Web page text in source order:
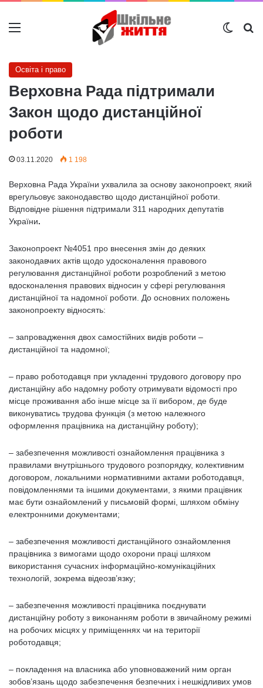
Меню
Освіта і право
Верховна Рада підтримали
Закон щодо дистанційної
роботи
03.11.2020 1 198
Верховна Рада України ухвалила за основу законопроект, який
врегульовує законодавство щодо дистанційної роботи.
Відповідне рішення підтримали 311 народних депутатів
України.
Законопроект №4051 про внесення змін до деяких
законодавчих актів щодо удосконалення правового
регулювання дистанційної роботи розроблений з метою
вдосконалення правових відносин у сфері регулювання
дистанційної та надомної роботи. До основних положень
законопроекту відносять:
– запровадження двох самостійних видів роботи –
дистанційної та надомної;
– право роботодавця при укладенні трудового договору про
дистанційну або надомну роботу отримувати відомості про
місце проживання або інше місце за її вибором, де буде
виконуватись трудова функція (з метою належного
оформлення працівника на дистанційну роботу);
– забезпечення можливості ознайомлення працівника з
правилами внутрішнього трудового розпорядку, колективним
договором, локальними нормативними актами роботодавця,
повідомленнями та іншими документами, з якими працівник
має бути ознайомлений у письмовій формі, шляхом обміну
електронними документами;
– забезпечення можливості дистанційного ознайомлення
працівника з вимогами щодо охорони праці шляхом
використання сучасних інформаційно-комунікаційних
технологій, зокрема відеозв’язку;
– забезпечення можливості працівника поєднувати
дистанційну роботу з виконанням роботи в звичайному режимі
на робочих місцях у приміщеннях чи на території
роботодавця;
– покладення на власника або уповноважений ним орган
зобов’язань щодо забезпечення безпечних і нешкідливих умов